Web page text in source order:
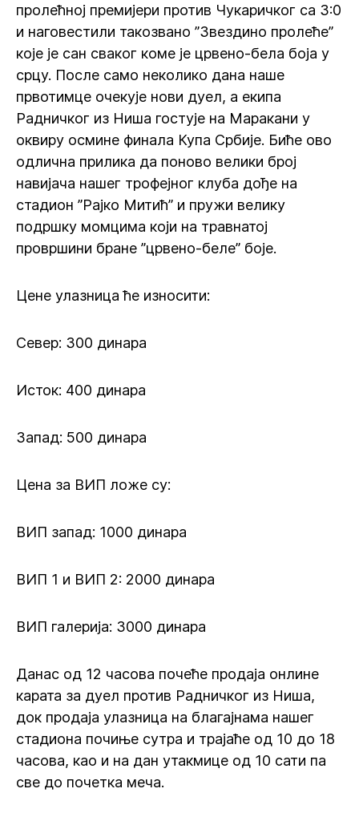
пролећној премијери против Чукаричког са 3:0
и наговестили такозвано ”Звездино пролеће”
које је сан сваког коме је црвено-бела боја у
срцу. После само неколико дана наше
првотимце очекује нови дуел, а екипа
Радничког из Ниша гостује на Маракани у
оквиру осмине финала Купа Србије. Биће ово
одлична прилика да поново велики број
навијача нашег трофејног клуба дође на
стадион ”Рајко Митић” и пружи велику
подршку момцима који на травнатој
провршини бране ”црвено-беле” боје.
Цене улазница ће износити:
Север: 300 динара
Исток: 400 динара
Запад: 500 динара
Цена за ВИП ложе су:
ВИП запад: 1000 динара
ВИП 1 и ВИП 2: 2000 динара
ВИП галерија: 3000 динара
Данас од 12 часова почеће продаја онлине
карата за дуел против Радничког из Ниша,
док продаја улазница на благајнама нашег
стадиона почиње сутра и трајаће од 10 до 18
часова, као и на дан утакмице од 10 сати па
све до почетка меча.